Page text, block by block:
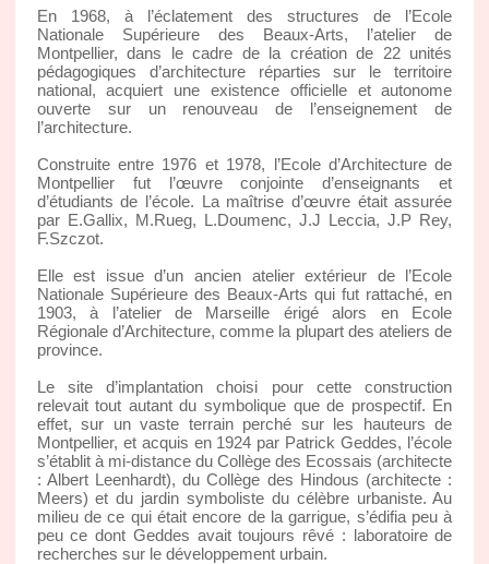
En 1968, à l’éclatement des structures de l’Ecole
Nationale Supérieure des Beaux-Arts, l’atelier de
Montpellier, dans le cadre de la création de 22 unités
pédagogiques d’architecture réparties sur le territoire
national, acquiert une existence officielle et autonome
ouverte sur un renouveau de l’enseignement de
l’architecture.
Construite entre 1976 et 1978, l’Ecole d’Architecture de
Montpellier fut l’œuvre conjointe d’enseignants et
d’étudiants de l’école. La maîtrise d’œuvre était assurée
par E.Gallix, M.Rueg, L.Doumenc, J.J Leccia, J.P Rey,
F.Szczot.
Elle est issue d’un ancien atelier extérieur de l’Ecole
Nationale Supérieure des Beaux-Arts qui fut rattaché, en
1903, à l’atelier de Marseille érigé alors en Ecole
Régionale d’Architecture, comme la plupart des ateliers de
province.
Le site d’implantation choisi pour cette construction
relevait tout autant du symbolique que de prospectif. En
effet, sur un vaste terrain perché sur les hauteurs de
Montpellier, et acquis en 1924 par Patrick Geddes, l’école
s’établit à mi-distance du Collège des Ecossais (architecte
: Albert Leenhardt), du Collège des Hindous (architecte :
Meers) et du jardin symboliste du célèbre urbaniste. Au
milieu de ce qui était encore de la garrigue, s’édifia peu à
peu ce dont Geddes avait toujours rêvé : laboratoire de
recherches sur le développement urbain.